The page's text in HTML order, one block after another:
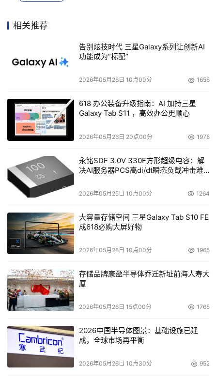
器同时故障固件下的丢失数据。在同时使用较低可靠性的
MegaRAID SAS 8708ELP和8888ELP适配器也可选择
电池备份单元，保护缓存数据的完整性。在短暂断电或者完
力，提供了UPS不间断电源外另一种便宜的选择。
新MegaRAID适配器将在年底向OEMs和驱动批量发货，
价格与目前产品同比。LSI存储适配器产品在北美通过
Arrow Electronics, ASI, Bell Microproducts, Insight
Electronics, 和Microland 等分销伙伴提供给渠道。
LSI目前以及量产出货SAS产品，包括控制器芯片，片上
RAID（RAID-on-chip，ROC）解决方案，高端口扩展器，
主机总线适配器和MegaRAID软、硬件解决方案。LSI SAS
产品已经用于全球超过100款不同型号的服务器中。
本文来源于DOIT传媒，文章内容仅供参考，不构成投资建议。
相关推荐
告别炫技时代 三星Galaxy系列让创新AI
功能成为“标配”
2026年05月26日 10点00分 1656
618 办公装备升级指南：AI 加持三星
Galaxy Tab S11 ，高效办公更顺心
2026年05月26日 20点00分 1978
永铭SDF 3.0V 330F方形超级电容：解
决AI服务器PCS高di/dt瞬态负载冲击难
2026年05月25日 10点00分 1264
大容量存储空间 三星Galaxy Tab S10 FE
成618必购大屏好物
2026年05月28日 10点00分 1965
存储品牌康盈半导体乔迁新址前海人寿大
厦
2026年05月26日 15点00分 1765
2026中国半导体图景：基础设施已建
成，全球市场再平衡
2026年05月26日 10点30分 952